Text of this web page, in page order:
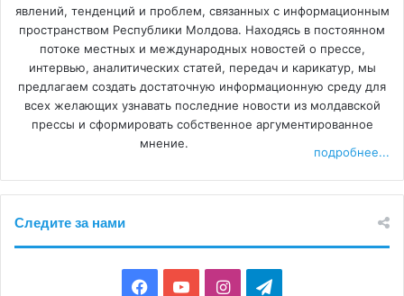
министров Совета Европы по обеспечению
прозрачности источников финансирования
поставщиков медиауслуг (например, раскрытие
договорных отношений с другими медиакомпаниями
или рекламными агентствами и с политическими
партиями, которые могут нарушить издательскую
независимость) и прочие.
явлений, тенденций и проблем, связанных с информационным
пространством Республики Молдова. Находясь в постоянном
потоке местных и международных новостей о прессе,
интервью, аналитических статей, передач и карикатур, мы
предлагаем создать достаточную информационную среду для
всех желающих узнавать последние новости из молдавской
прессы и сформировать собственное аргументированное
мнение.
подробнее...
Следите за нами
Facebook
YouTubeInstagramTelegram